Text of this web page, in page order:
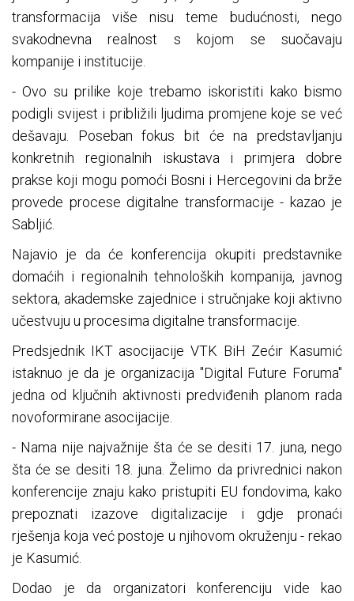
transformacija više nisu teme budućnosti, nego
svakodnevna realnost s kojom se suočavaju
kompanije i institucije.
- Ovo su prilike koje trebamo iskoristiti kako bismo
podigli svijest i približili ljudima promjene koje se već
dešavaju. Poseban fokus bit će na predstavljanju
konkretnih regionalnih iskustava i primjera dobre
prakse koji mogu pomoći Bosni i Hercegovini da brže
provede procese digitalne transformacije - kazao je
Sabljić.
Najavio je da će konferencija okupiti predstavnike
domaćih i regionalnih tehnoloških kompanija, javnog
sektora, akademske zajednice i stručnjake koji aktivno
učestvuju u procesima digitalne transformacije.
Predsjednik IKT asocijacije VTK BiH Zećir Kasumić
istaknuo je da je organizacija "Digital Future Foruma"
jedna od ključnih aktivnosti predviđenih planom rada
novoformirane asocijacije.
- Nama nije najvažnije šta će se desiti 17. juna, nego
šta će se desiti 18. juna. Želimo da privrednici nakon
konferencije znaju kako pristupiti EU fondovima, kako
prepoznati izazove digitalizacije i gdje pronaći
rješenja koja već postoje u njihovom okruženju - rekao
je Kasumić.
Dodao je da organizatori konferenciju vide kao